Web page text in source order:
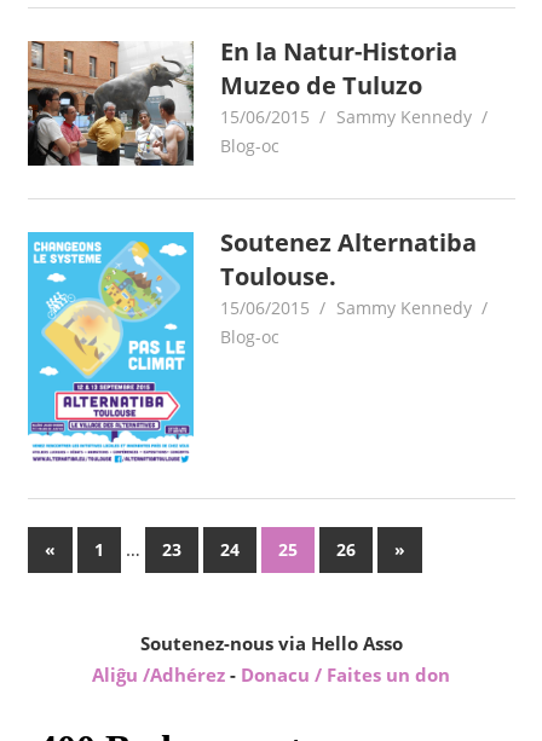
En la Natur-Historia
Muzeo de Tuluzo
15/06/2015
Sammy Kennedy
Blog-oc
Soutenez Alternatiba
Toulouse.
15/06/2015
Sammy Kennedy
Blog-oc
Posts
«Previous
Posts
1 … 23 24 25 26
Next
Posts
»
Soutenez-nous via Hello Asso
Aliĝu /Adhérez - Donacu / Faites un don